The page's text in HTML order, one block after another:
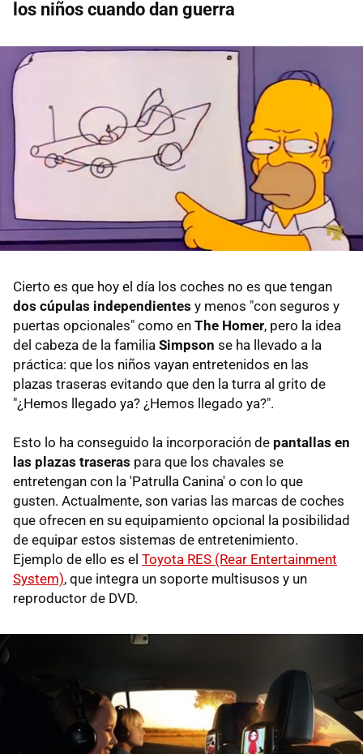
los niños cuando dan guerra
Cierto es que hoy el día los coches no es que tengan
dos cúpulas independientes y menos "con seguros y
puertas opcionales" como en The Homer, pero la idea
del cabeza de la familia Simpson se ha llevado a la
práctica: que los niños vayan entretenidos en las
plazas traseras evitando que den la turra al grito de
"¿Hemos llegado ya? ¿Hemos llegado ya?".
Esto lo ha conseguido la incorporación de pantallas en
las plazas traseras para que los chavales se
entretengan con la 'Patrulla Canina' o con lo que
gusten. Actualmente, son varias las marcas de coches
que ofrecen en su equipamiento opcional la posibilidad
de equipar estos sistemas de entretenimiento.
Ejemplo de ello es el Toyota RES (Rear Entertainment
System), que integra un soporte multisusos y un
reproductor de DVD.